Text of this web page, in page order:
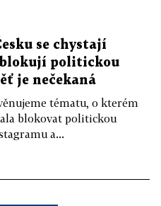
se chystají
politickou
je nečekaná
tématu, o kterém
blokovat politickou
a...